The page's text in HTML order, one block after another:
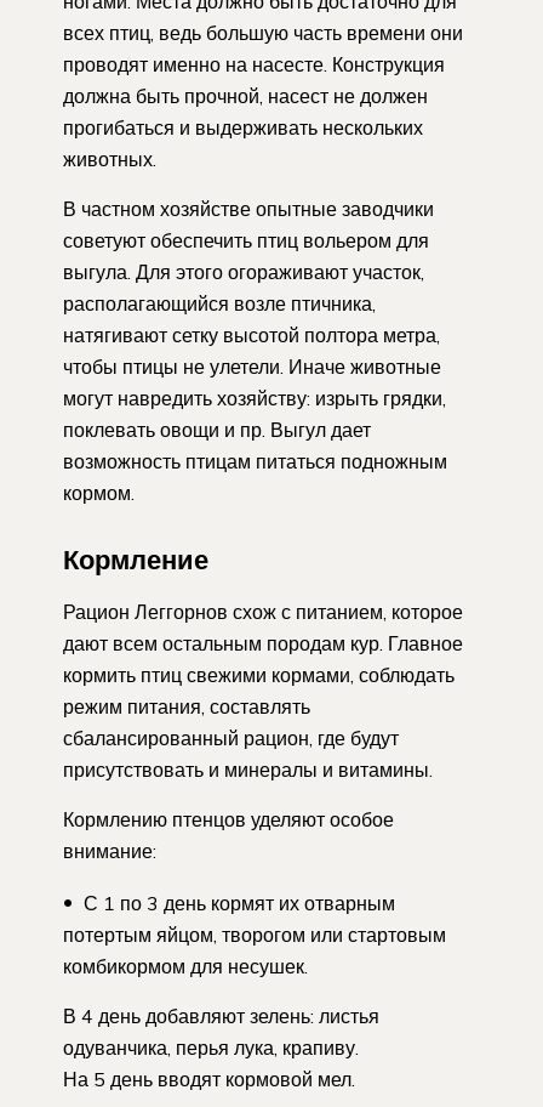
всех птиц, ведь большую часть времени они
проводят именно на насесте. Конструкция
должна быть прочной, насест не должен
прогибаться и выдерживать нескольких
животных.
В частном хозяйстве опытные заводчики
советуют обеспечить птиц вольером для
выгула. Для этого огораживают участок,
располагающийся возле птичника,
натягивают сетку высотой полтора метра,
чтобы птицы не улетели. Иначе животные
могут навредить хозяйству: изрыть грядки,
поклевать овощи и пр. Выгул дает
возможность птицам питаться подножным
кормом.
Кормление
Рацион Леггорнов схож с питанием, которое
дают всем остальным породам кур. Главное
кормить птиц свежими кормами, соблюдать
режим питания, составлять
сбалансированный рацион, где будут
присутствовать и минералы и витамины.
Кормлению птенцов уделяют особое
внимание:
С 1 по 3 день кормят их отварным
потертым яйцом, творогом или стартовым
комбикормом для несушек.
В 4 день добавляют зелень: листья
одуванчика, перья лука, крапиву.
На 5 день вводят кормовой мел.